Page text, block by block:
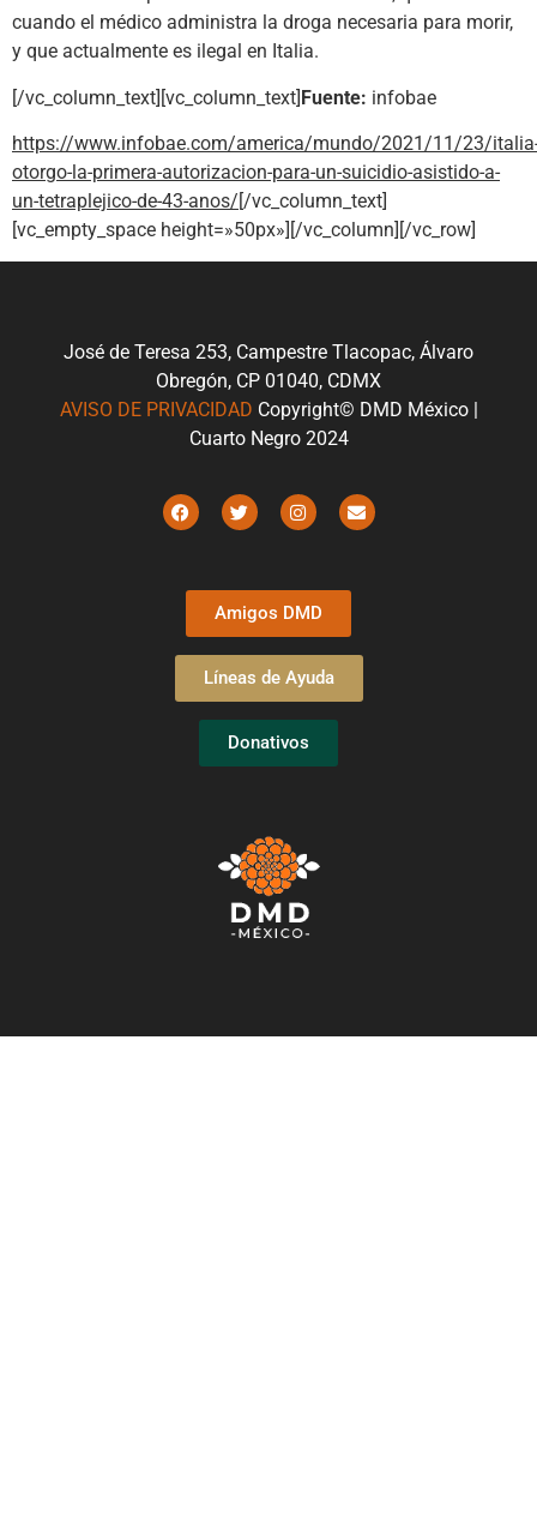
cuando el médico administra la droga necesaria para morir,
y que actualmente es ilegal en Italia.
[/vc_column_text][vc_column_text]Fuente: infobae
https://www.infobae.com/america/mundo/2021/11/23/
otorgo-la-primera-autorizacion-para-un-suicidio-asistido-a-
un-tetraplejico-de-43-anos/[/vc_column_text]
[vc_empty_space height=»50px»][/vc_column][/vc_row]
José de Teresa 253, Campestre Tlacopac, Álvaro
Obregón, CP 01040, CDMX
AVISO DE PRIVACIDAD Copyright© DMD México |
Cuarto Negro 2024
Amigos DMD
Líneas de Ayuda
Donativos